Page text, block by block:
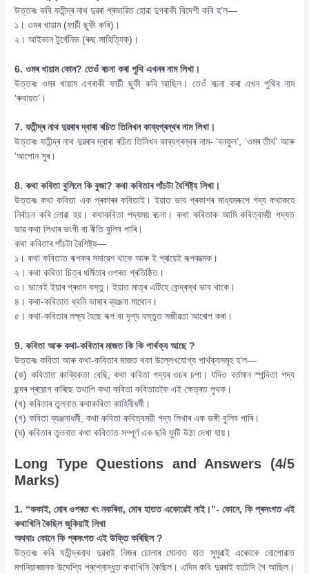
উত্তৰঃ কবি যতীন্দ্ৰ নাথ দুৱৰা প্ৰভাৱিত হোৱা দুগৰাকী বিদেশী কবি হ’ল—
১। ওমৰ খায়াম (ফাৰ্চী ছুফী কবি)।
২। আইভান টুৰ্গেনিভ (ৰুছ সাহিত্যিক)।
6. ওমৰ খায়াম কোন? তেওঁ ৰচনা কৰা পুথি এখনৰ নাম লিখা।
উত্তৰঃ ওমৰ খায়াম এগৰাকী ফাৰ্চী ছুফী কবি আছিল। তেওঁ ৰচনা কৰা এখন পুথিৰ নাম
‘ৰুবায়ত’।
7. যতীন্দ্ৰ নাথ দুৱৰাৰ দ্বাৰা ৰচিত তিনিখন কাব্যগ্ৰন্থৰ নাম লিখা।
উত্তৰঃ যতীন্দ্ৰ নাথ দুৱৰাৰ দ্বাৰা ৰচিত তিনিখন কাব্যগ্ৰন্থৰ নাম- ‘বনফুল’, ‘ওমৰ তীৰ্থ’ আৰু
‘আপোন সুৰ।
8. কথা কবিতা বুলিলে কি বুজা? কথা কবিতাৰ পাঁচটা বৈশিষ্ট্য লিখা।
উত্তৰঃ কথা কবিতা এক প্ৰকাৰৰ কবিতাই। ইয়াত ভাব প্ৰকাশৰ মাধ্যমৰূপে গদ্য কথাকহে
নিৰ্বাচন কৰি লোৱা হয়। কথাকবিতা পদ্যময় ৰচনা। কথা কবিতাক আমি কবিত্বময়ী গদ্যত
ভাৱ কথা লিখাৰ ভংগী বা ৰীতি বুলিব পাৰি।
কথা কবিতাৰ পাঁচটা বৈশিষ্ট্য—
১। কথা কবিতাত ৰূপকৰ সমাৱেশ থাকে আৰু ই প্ৰায়েই ৰূপকাত্মক।
২। কথা কবিতা চিত্ৰ ধৰ্মিতাৰ ওপৰত প্ৰতিষ্ঠিত।
৩। ভাবেই ইয়াৰ প্ৰধান বস্তু। ইয়াত মাত্ৰ এটিহে কেন্দ্ৰস্থ ভাব থাকে।
৪। কথা-কবিতাত ধ্বনি ভাষাৰ ব্যঞ্জনা মাথোন।
৫। কথা-কবিতাৰ লক্ষ্য হৈছে ৰূপ বা দৃশ্য বস্তুত সজীৱতা আৰোপ কৰা।
9. কবিতা আৰু কথা-কবিতাৰ মাজত কি কি পাৰ্থক্য আছে ?
উত্তৰঃ কবিতা আৰু কথা-কবিতাৰ মাজত থকা উল্লেখযোগ্য পাৰ্থক্যসমূহ হ’ল—
(ক) কবিতাত কাব্যিকতা বেছি, কথা কবিতা গদ্যৰ ওচৰ চপা। যদিও বৰ্তমান স্পন্দিতা গদ্য
ছন্দৰ প্ৰয়োগ কৰিছে তথাপি কথা কবিতা কবিতাতকৈ এই ক্ষেত্ৰত পৃথক।
(খ) কবিতাৰ তুলনাত কথাকবিতা কাহিনীধৰ্মী।
(গ) কবিতা ব্যঞ্জনাধৰ্মী, কথা কবিতা কবিত্বময়ী গদ্য লিখাৰ এক ভঙ্গী বুলিব পাৰি।
(ঘ) কবিতাৰ তুলনাত কথা কবিতাত সম্পূৰ্ণ এক ছবি ফুটি উঠা দেখা যায়।
Long Type Questions and Answers (4/5
Marks)
1. “ককাই, মোৰ ওপৰত খং নকৰিবা, মোৰ হাতত একোৱেই নাই।”- কোনে, কি প্ৰসংগত এই
কথাখিনি কৈছিল জুকিয়াই লিখা
অথবাঃ কোনে কি প্ৰসংগত এই উক্তি কৰিছিল ?
উত্তৰঃ কবি যতীন্দ্ৰনাথ দুৱৰাই নিজৰ চোলাৰ মোনাত হাত সুমুৱাই একোকে নোপোৱাত
মগনিয়াৰজনক উদ্দেশ্যি প্ৰশ্নোদ্ধৃত কথাখিনি কৈছিল। এদিন কবি দুৱৰাই বাটেদি গৈ আছিল।